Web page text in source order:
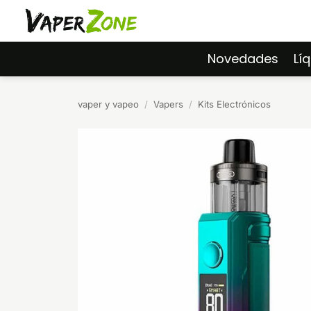
Saltar
contenido
Novedades
vaper y vapeo / Vapers / Kits Electrónicos